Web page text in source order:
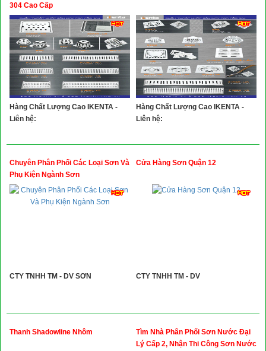
Xây Dựng
Tổng Hợp
304 Cao Cấp
Hàng Chất Lượng Cao IKENTA -
Liên hệ:
Hàng Chất Lượng Cao IKENTA -
Liên hệ:
Chuyên Phân Phối Các Loại Sơn Và
Phụ Kiện Ngành Sơn
CTY TNHH TM - DV SƠN
Cửa Hàng Sơn Quận 12
CTY TNHH TM - DV
Thanh Shadowline Nhôm
Tìm Nhà Phân Phối Sơn Nước Đại
Lý Cấp 2, Nhận Thi Công Sơn Nước